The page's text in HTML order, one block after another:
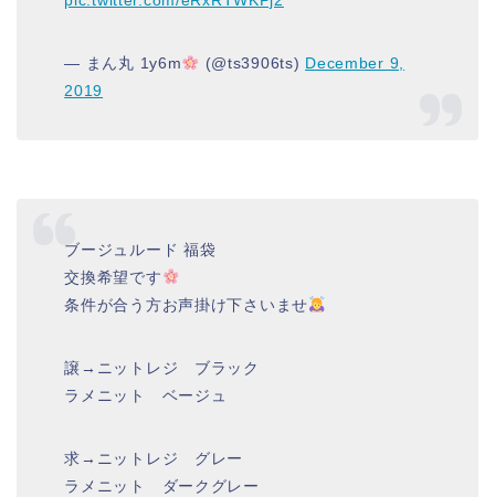
— まん丸 1y6m (@ts3906ts) December 9,
2019
ブージュルード 福袋
交換希望です
条件が合う方お声掛け下さいませ
譲→ニットレジ ブラック
ラメニット ベージュ
求→ニットレジ グレー
ラメニット ダークグレー